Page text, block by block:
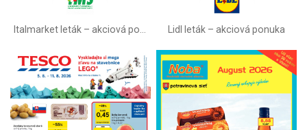
Italmarket leták –⁠ akciová ponuka Lidl leták –⁠ akciová ponuka